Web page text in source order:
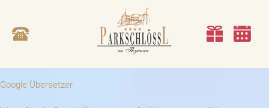
Google Übersetzer